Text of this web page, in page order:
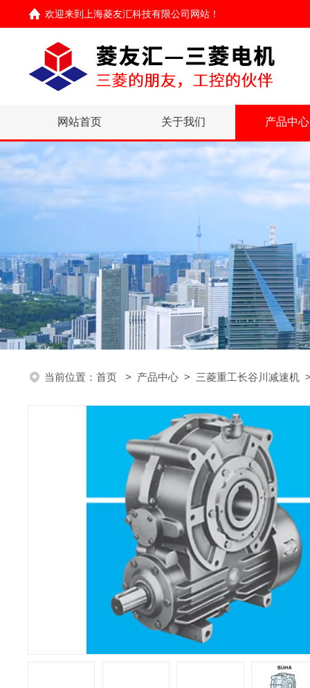
欢迎来到 上海菱友汇科技有限公司网站 ！
网站首页 关于我们 产品中心
当前位置： 首页 > 产品中心 > 三菱重工长谷川减速机